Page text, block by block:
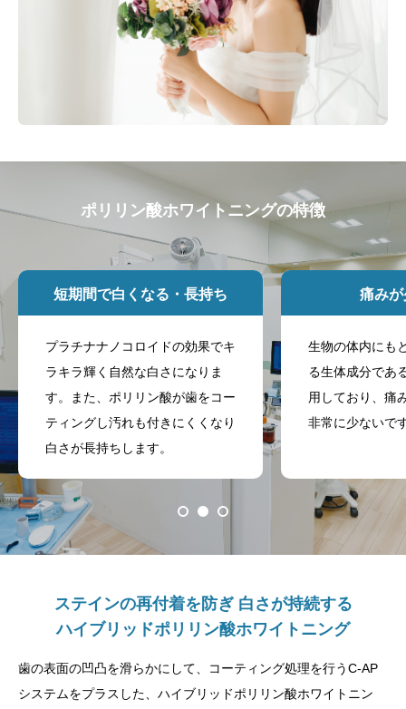
ポリリン酸ホワイトニングの特徴
短期間で白くなる・長持ち
プラチナナノコロイドの効果でキ
ラキラ輝く自然な白さになりま
す。また、ポリリン酸が歯をコー
ティングし汚れも付きにくくなり
白さが長持ちします。
痛み
生物の体内にも
る生体成分であ
用しており、痛
非常に少ないで
ステインの再付着を防ぎ 白さが持続する
ハイブリッドポリリン酸ホワイトニング
歯の表面の凹凸を滑らかにして、コーティング処理を行うC-AP
システムをプラスした、ハイブリッドポリリン酸ホワイトニン